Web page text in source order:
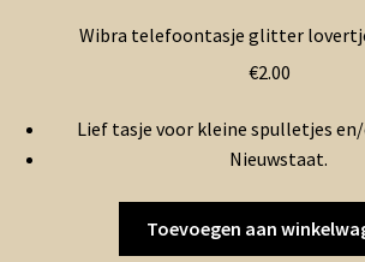
Wibra telefoontasje glitter
€2.00
Lief tasje voor kleine spulletjes
Nieuwstaat.
Toevoegen aan